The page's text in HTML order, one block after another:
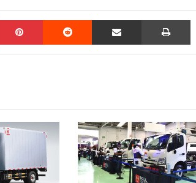
Pinterest Reddit Compartir por correo electrónico